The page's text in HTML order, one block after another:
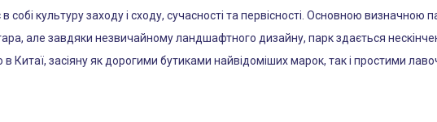
собі культуру заходу і сходу, сучасності та первісності. Основною
але завдяки незвичайному ландшафтного дизайну, парк здається
Китаї, засіяну як дорогими бутиками найвідоміших марок, так і простими